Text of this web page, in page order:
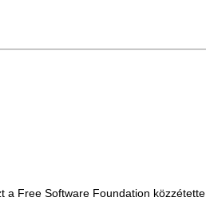
Free Software Foundation közzétette.